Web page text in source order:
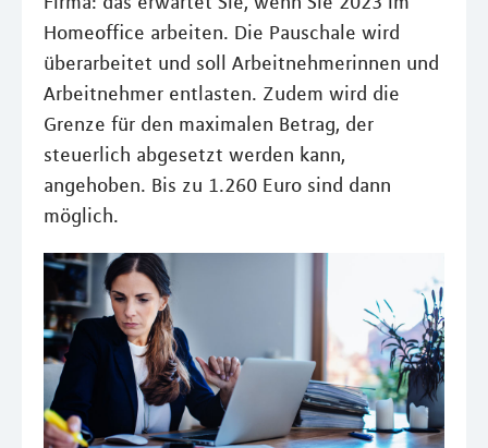
Homeoffice arbeiten. Die Pauschale wird
überarbeitet und soll Arbeitnehmerinnen und
Arbeitnehmer entlasten. Zudem wird die
Grenze für den maximalen Betrag, der
steuerlich abgesetzt werden kann,
angehoben. Bis zu 1.260 Euro sind dann
möglich.